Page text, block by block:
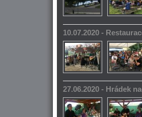
10.07.2020 -
27.06.2020 - Hrádek